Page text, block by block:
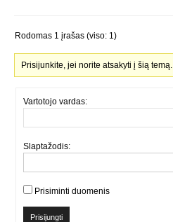
Rodomas 1 įrašas (viso: 1)
Prisijunkite, jei norite atsakyti į šią temą.
Vartotojo vardas:
Slaptažodis:
Prisiminti duomenis
Prisijungti